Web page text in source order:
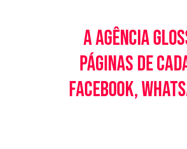
A Agência
páginas de
Facebook,